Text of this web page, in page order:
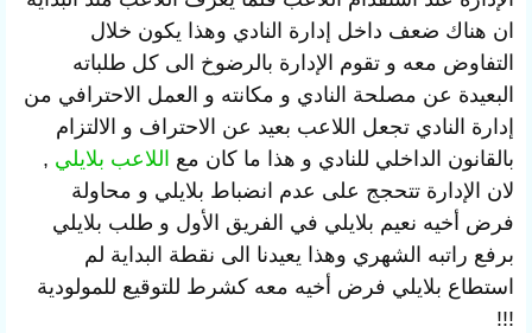
ان هناك ضعف داخل إدارة النادي وهذا يكون خلال
التفاوض معه و تقوم الإدارة بالرضوخ الى كل طلباته
البعيدة عن مصلحة النادي و مكانته و العمل الاحترافي من
إدارة النادي تجعل اللاعب بعيد عن الاحتراف و الالتزام
بالقانون الداخلي للنادي و هذا ما كان مع اللاعب بلايلي ,
لان الإدارة تتحجج على عدم انضباط بلايلي و محاولة
فرض أخيه نعيم بلايلي في الفريق الأول و طلب بلايلي
برفع راتبه الشهري وهذا يعيدنا الى نقطة البداية لم
استطاع بلايلي فرض أخيه معه كشرط للتوقيع للمولودية
!!!